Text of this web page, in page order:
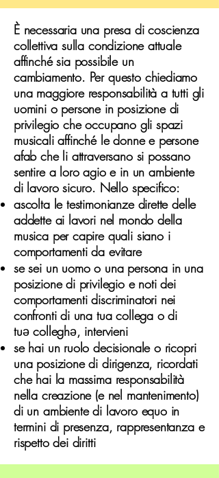
È necessaria una presa di coscienza
collettiva sulla condizione attuale
affinché sia possibile un
cambiamento. Per questo chiediamo
una maggiore responsabilità a tutti gli
uomini o persone in posizione di
privilegio che occupano gli spazi
musicali affinché le donne e persone
afab che li attraversano si possano
sentire a loro agio e in un ambiente
di lavoro sicuro. Nello specifico:
ascolta le testimonianze dirette delle
addette ai lavori nel mondo della
musica per capire quali siano i
comportamenti da evitare
se sei un uomo o una persona in una
posizione di privilegio e noti dei
comportamenti discriminatori nei
confronti di una tua collega o di
tuəcolleghə, intervieni
se hai un ruolo decisionale o ricopri
una posizione di dirigenza, ricordati
che hai la massima responsabilità
nella creazione (e nel mantenimento)
di un ambiente di lavoro equo in
termini di presenza, rappresentanza e
rispetto dei diritti